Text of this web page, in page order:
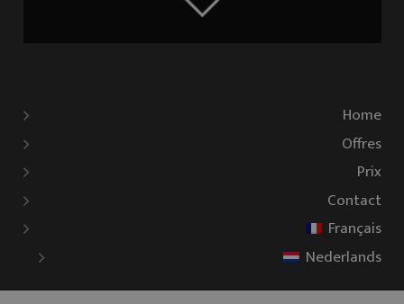
Home
Offres
Prix
Contact
Français
Nederlands